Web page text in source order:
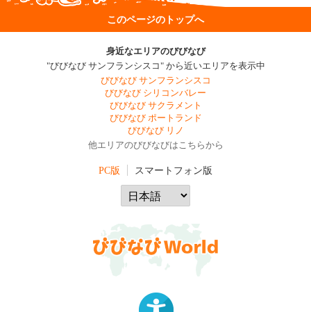
このページのトップへ
身近なエリアのびびなび
"びびなび サンフランシスコ" から近いエリアを表示中
びびなび サンフランシスコ
びびなび シリコンバレー
びびなび サクラメント
びびなび ポートランド
びびなび リノ
他エリアのびびなびはこちらから
PC版 スマートフォン版